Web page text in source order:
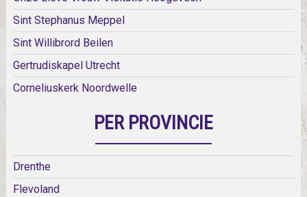
Sint Stephanus Meppel
Sint Willibrord Beilen
Gertrudiskapel Utrecht
Corneliuskerk Noordwelle
PER PROVINCIE
Drenthe
Flevoland